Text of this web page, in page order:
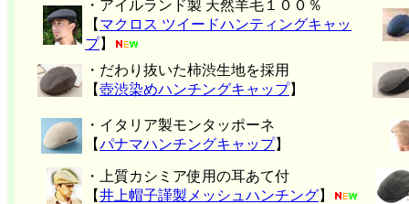
・アイルランド製 天然羊毛１００％
【 マクロス ツイードハンティングキャッ
プ】
・だわり抜いた柿渋生地を採用
【壺渋染めハンチングキャップ】
・イタリア製モンタッポーネ
【パナマハンチングキャップ】
・上質カシミア使用の耳あて付
【井上帽子謹製メッシュハンチング】